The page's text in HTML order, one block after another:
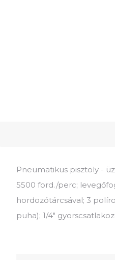
Pneumatikus pisztoly -
5500 ford./perc;
hordozótárcsával; 3
puha); 1/4"